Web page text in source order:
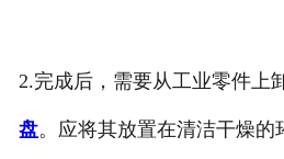
2.完成后，需要从工业零件上
盘。应将其放置在清洁干燥的